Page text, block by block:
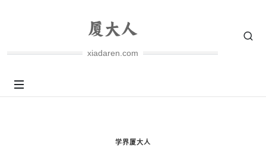
xiadaren.com
学界厦大人